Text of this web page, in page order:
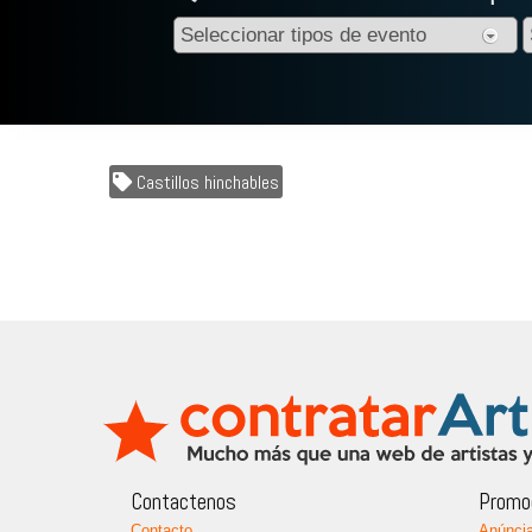
Castillos hinchables
Contactenos